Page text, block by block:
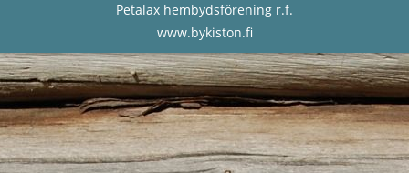
Petalax hembydsförening r.f.
www.bykiston.fi